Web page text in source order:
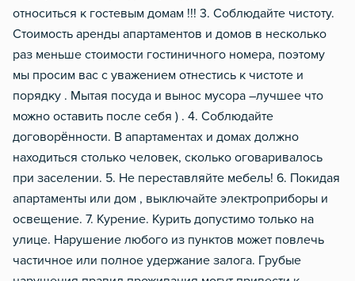
относиться к гостевым домам !!! 3. Соблюдайте чистоту.
Стоимость аренды апартаментов и домов в несколько
раз меньше стоимости гостиничного номера, поэтому
мы просим вас с уважением отнестись к чистоте и
порядку . Мытая посуда и вынос мусора –лучшее что
можно оставить после себя ) . 4. Соблюдайте
договорённости. В апартаментах и домах должно
находиться столько человек, сколько оговаривалось
при заселении. 5. Не переставляйте мебель! 6. Покидая
апартаменты или дом , выключайте электроприборы и
освещение. 7. Курение. Курить допустимо только на
улице. Нарушение любого из пунктов может повлечь
частичное или полное удержание залога. Грубые